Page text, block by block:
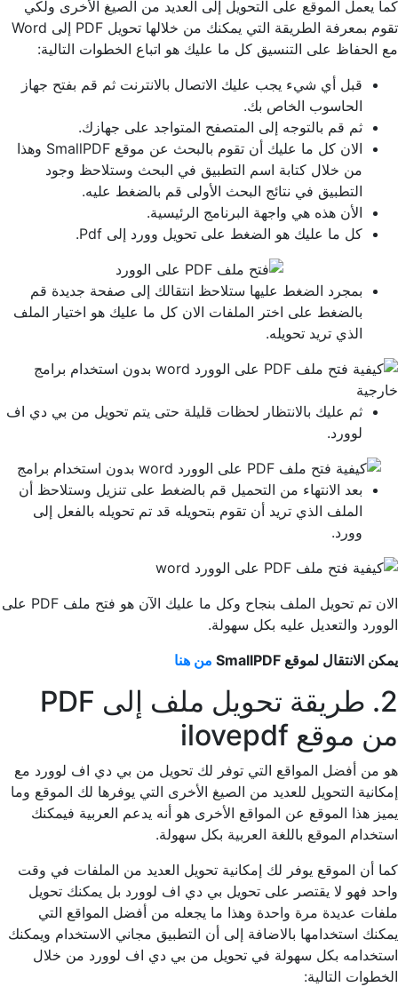
كما يعمل الموقع على التحويل إلى العديد من الصيغ الأخرى ولكي
تقوم بمعرفة الطريقة التي يمكنك من خلالها تحويل PDF إلى Word
مع الحفاظ على التنسيق كل ما عليك هو اتباع الخطوات التالية:
قبل أي شيء يجب عليك الاتصال بالانترنت ثم قم بفتح جهاز
الحاسوب الخاص بك.
ثم قم بالتوجه إلى المتصفح المتواجد على جهازك.
الان كل ما عليك أن تقوم بالبحث عن موقع SmallPDF وهذا
من خلال كتابة اسم التطبيق في البحث وستلاحظ وجود
التطبيق في نتائج البحث الأولى قم بالضغط عليه.
الأن هذه هي واجهة البرنامج الرئيسية.
كل ما عليك هو الضغط على تحويل وورد إلى Pdf.
بمجرد الضغط عليها ستلاحظ انتقالك إلى صفحة جديدة قم
بالضغط على اختر الملفات الان كل ما عليك هو اختيار الملف
الذي تريد تحويله.
ثم عليك بالانتظار لحظات قليلة حتى يتم تحويل من بي دي اف
لوورد.
بعد الانتهاء من التحميل قم بالضغط على تنزيل وستلاحظ أن
الملف الذي تريد أن تقوم بتحويله قد تم تحويله بالفعل إلى
وورد.
الان تم تحويل الملف بنجاح وكل ما عليك الآن هو فتح ملف PDF على
الوورد والتعديل عليه بكل سهولة.
يمكن الانتقال لموقع SmallPDF
من هنا
2. طريقة تحويل ملف إلى PDF
من موقع ilovepdf
هو من أفضل المواقع التي توفر لك تحويل من بي دي اف لوورد مع
إمكانية التحويل للعديد من الصيغ الأخرى التي يوفرها لك الموقع وما
يميز هذا الموقع عن المواقع الأخرى هو أنه يدعم العربية فيمكنك
استخدام الموقع باللغة العربية بكل سهولة.
كما أن الموقع يوفر لك إمكانية تحويل العديد من الملفات في وقت
واحد فهو لا يقتصر على تحويل بي دي اف لوورد بل يمكنك تحويل
ملفات عديدة مرة واحدة وهذا ما يجعله من أفضل المواقع التي
يمكنك استخدامها بالاضافة إلى أن التطبيق مجاني الاستخدام ويمكنك
استخدامه بكل سهولة في تحويل من بي دي اف لوورد من خلال
الخطوات التالية: